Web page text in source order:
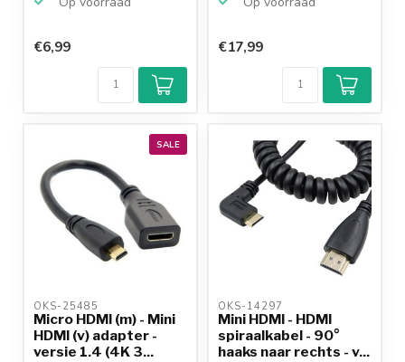
€6,99 €17,99
SALE
OKS-25485
Micro HDMI (m) - Mini
HDMI (v) adapter -
versie 1.4 (4K 3...
OKS-14297
Mini HDMI - HDMI
spiraalkabel - 90°
haaks naar rechts - v...